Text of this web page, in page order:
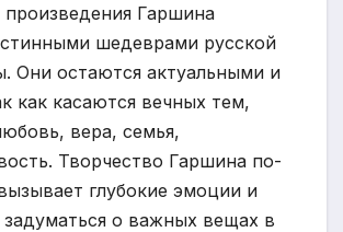
Гаршина
шедеврами русской
Они остаются актуальными и
как касаются вечных тем,
вера, семья,
Творчество Гаршина по-
глубокие эмоции и
задуматься о важных вещах в